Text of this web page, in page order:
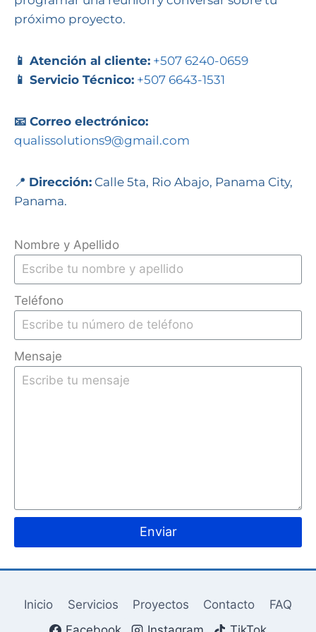
próximo proyecto.
📱 Atención al cliente: +507 6240-0659
📱 Servicio Técnico: +507 6643-1531
📧 Correo electrónico:
qualissolutions9@gmail.com
📍 Dirección: Calle 5ta, Rio Abajo, Panama City,
Panama.
Nombre y Apellido
Teléfono
Mensaje
Enviar
Inicio Servicios Proyectos Contacto
FAQ